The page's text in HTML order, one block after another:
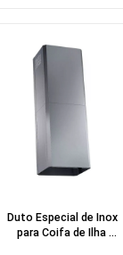
Duto Especial de Inox
para Coifa de Ilha 